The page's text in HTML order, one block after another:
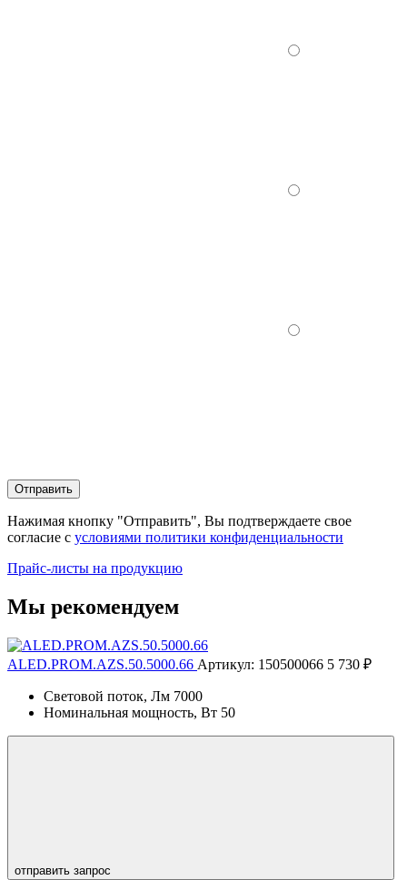
Отправить
Нажимая кнопку "Отправить", Вы подтверждаете свое
согласие с условиями политики конфиденциальности
Прайс-листы на продукцию
Мы рекомендуем
ALED.PROM.AZS.50.5000.66 Артикул: 150500066 5 730 ₽
Световой поток, Лм 7000
Номинальная мощность, Вт 50
отправить запрос